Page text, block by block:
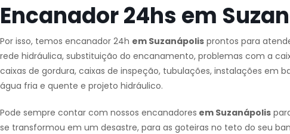
Encanador 24hs em
Por isso, temos encanador 24h em Suzanápolis prontos para
rede hidráulica, substituição do encanamento, problemas com a
caixas de gordura, caixas de inspeção, tubulações, instalações em
água fria e quente e projeto hidráulico.
Pode sempre contar com nossos encanadores em Suzanápolis
se transformou em um desastre, para as goteiras no teto do seu